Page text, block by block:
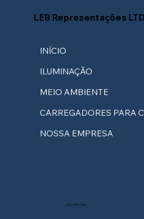
LEB Representações
INÍCIO
ILUMINAÇÃO
MEIO AMBIENTE
CARREGADORES PARA
NOSSA EMPRESA
(81) 3103-9106